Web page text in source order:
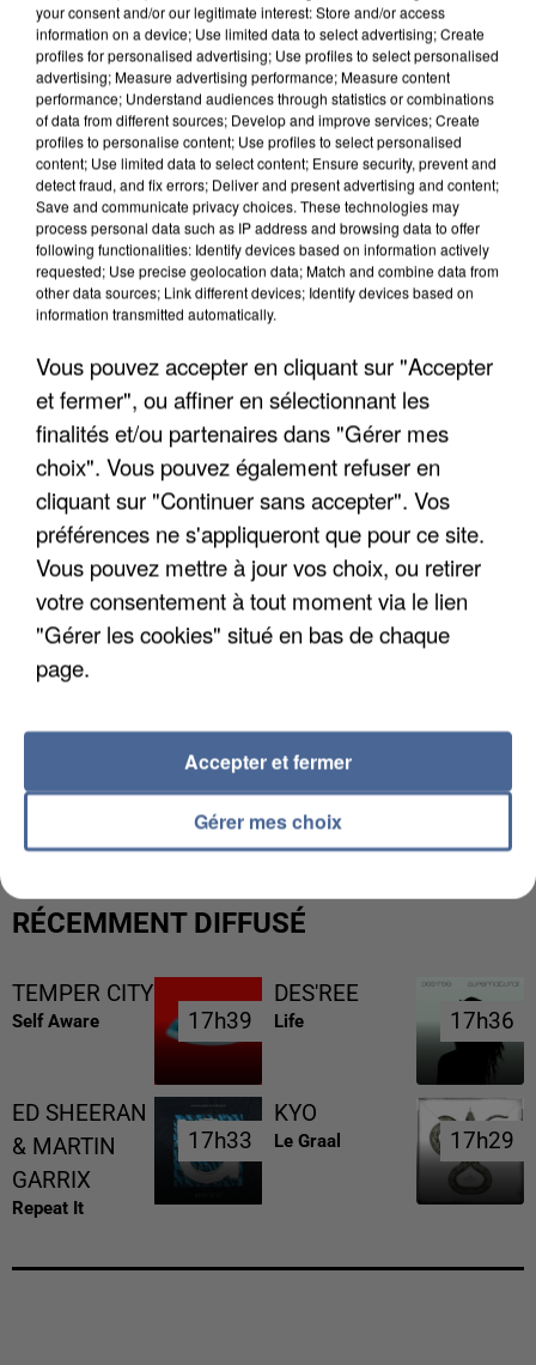
APRÈS TOUTES CES CANICULES, LES REFUGES
L’UN DES FONDATEURS SUPPOSÉS DE LA DZ
MAFIA INTERPELLÉ EN ALGÉRIE
RÉCEMMENT DIFFUSÉ
TEMPER CITY
Self Aware 17h39
17h39
DES'REE
Life 17h36
17h36
ED SHEERAN
& MARTIN
GARRIX
Repeat It
17h33
17h33
KYO
Le Graal 17h29
17h29
your consent and/or our legitimate interest: Store and/or access
information on a device; Use limited data to select advertising; Create
profiles for personalised advertising; Use profiles to select personalised
advertising; Measure advertising performance; Measure content
performance; Understand audiences through statistics or combinations
of data from different sources; Develop and improve services; Create
profiles to personalise content; Use profiles to select personalised
content; Use limited data to select content; Ensure security, prevent and
detect fraud, and fix errors; Deliver and present advertising and content;
Save and communicate privacy choices. These technologies may
process personal data such as IP address and browsing data to offer
following functionalities: Identify devices based on information actively
requested; Use precise geolocation data; Match and combine data from
other data sources; Link different devices; Identify devices based on
information transmitted automatically.
Vous pouvez accepter en cliquant sur "Accepter
et fermer", ou affiner en sélectionnant les
finalités et/ou partenaires dans "Gérer mes
choix". Vous pouvez également refuser en
cliquant sur "Continuer sans accepter". Vos
préférences ne s'appliqueront que pour ce site.
Vous pouvez mettre à jour vos choix, ou retirer
votre consentement à tout moment via le lien
"Gérer les cookies" situé en bas de chaque
page.
Gérer mes choix
Accepter et fermer